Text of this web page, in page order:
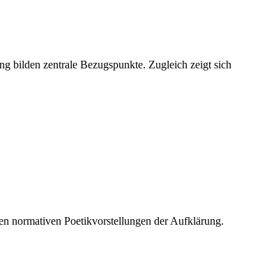
bilden zentrale Bezugspunkte. Zugleich zeigt sich
normativen Poetikvorstellungen der Aufklärung.